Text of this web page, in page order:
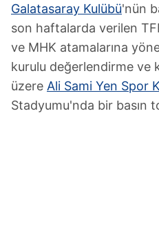
Galatasaray Kulübü'nün
son haftalarda verilen
ve MHK atamalarına
kurulu değerlendirme ve
üzere Ali Sami Yen Spor
Stadyumu'nda bir basın